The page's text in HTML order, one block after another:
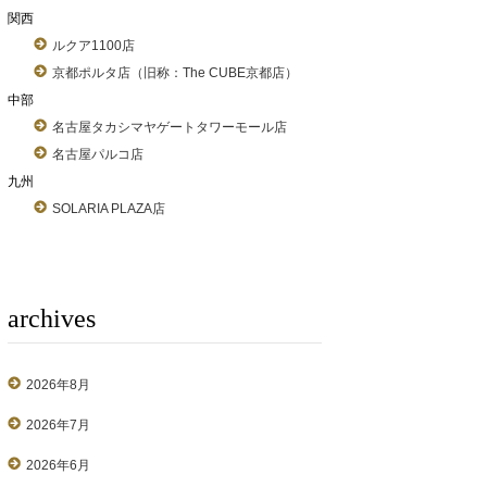
関西
ルクア1100店
京都ポルタ店（旧称：The CUBE京都店）
中部
名古屋タカシマヤゲートタワーモール店
名古屋パルコ店
九州
SOLARIA PLAZA店
archives
2026年8月
2026年7月
2026年6月